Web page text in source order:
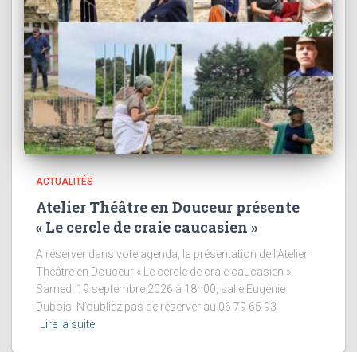
ACTUALITÉS
Atelier Théâtre en Douceur présente
« Le cercle de craie caucasien »
A réserver dans vote agenda, la présentation de l’Atelier
Théâtre en Douceur « Le cercle de craie caucasien ».
Samedi 19 septembre 2026 à 18h00, salle Eugénie
Dubois. N’oubliez pas de réserver au 06 79 65 93
Lire la suite